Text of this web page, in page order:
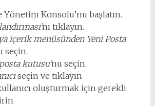
Yönetim Konsolu’nu başlatın.
nı tıklayın.
içerik menüsünden Yeni Posta
seçin.
kutusu’nu seçin.
seçin ve tıklayın
oluşturmak için gerekli